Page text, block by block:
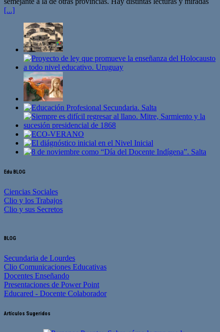
[...]
Edu BLOG
Ciencias Sociales
Clio y los Trabajos
Clio y sus Secretos
BLOG
Secundaria de Lourdes
Clio Comunicaciones Educativas
Docentes Enseñando
Presentaciones de Power Point
Educared - Docente Colaborador
Artículos Sugeridos